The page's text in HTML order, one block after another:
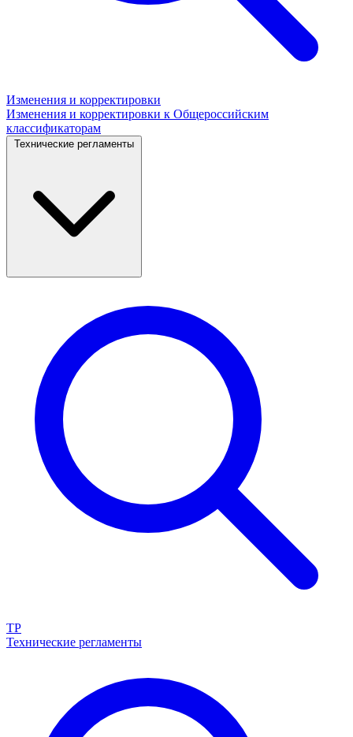
Изменения и корректировки
Изменения и корректировки к Общероссийским
классификаторам
Технические регламенты
ТР
Технические регламенты